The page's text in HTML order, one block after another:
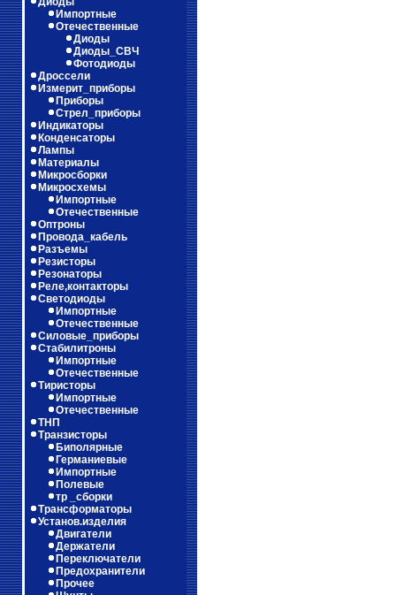
Импортные
Отечественные
Диоды
Диоды_СВЧ
Фотодиоды
Дроссели
Измерит_приборы
Приборы
Стрел_приборы
Индикаторы
Конденсаторы
Лампы
Материалы
Микросборки
Микросхемы
Импортные
Отечественные
Оптроны
Провода_кабель
Разъемы
Резисторы
Резонаторы
Реле,контакторы
Светодиоды
Импортные
Отечественные
Силовые_приборы
Стабилитроны
Импортные
Отечественные
Тиристоры
Импортные
Отечественные
ТНП
Транзисторы
Биполярные
Германиевые
Импортные
Полевые
тр _сборки
Трансформаторы
Установ.изделия
Двигатели
Держатели
Переключатели
Предохранители
Прочее